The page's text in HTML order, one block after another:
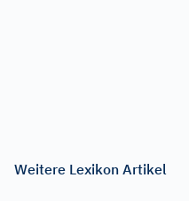
Weitere Lexikon Artikel